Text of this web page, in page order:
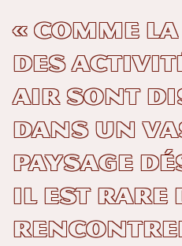
« Comme
des
air sont
dans un
paysage
il est rare